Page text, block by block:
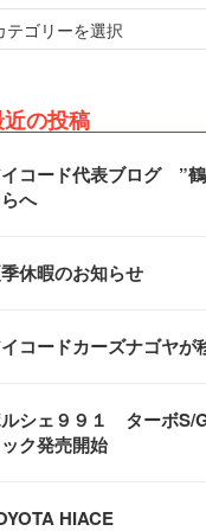
の投稿
コード代表ブログ ”
へ
休暇のお知らせ
コードカーズナゴヤが
シェ９９１ ターボS/
ク発売開始
HIACE